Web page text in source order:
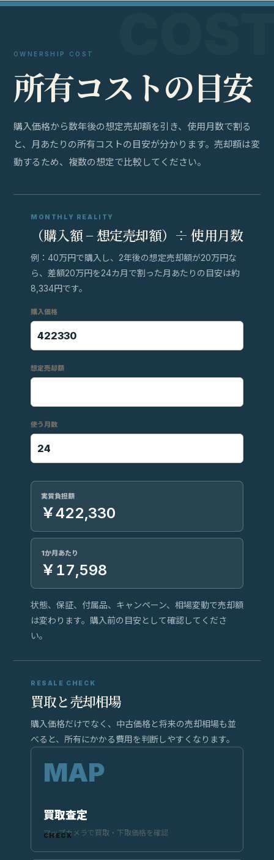
OWNERSHIP COST
所有コス トの目安
購入価格から数年後の想定売却額を引き、使用月数で割る
と、月あたりの所有コストの目安が分かります。売却額は変
動するため、複数の想定で比較してください。
MONTHLY REALITY
（購入額 − 想定売却額）÷ 使用月数
例：40万円で購入し、2年後の想定売却額が20万円な
ら、差額20万円を24カ月で割った月あたりの目安は約
8,334円です。
購入価格
想定売却額
使う月数
実質負担額
￥422,330
1か月あたり
￥17,598
状態、保証、付属品、キャンペーン、相場変動で売却額
は変わります。購入前の目安として確認してくださ
い。
RESALE CHECK
買取と売却相場
購入価格だけでなく、中古価格と将来の売却相場も並
べると、所有にかかる費用を判断しやすくなります。
買取査定
マップカメラで買取・下取価格を確認